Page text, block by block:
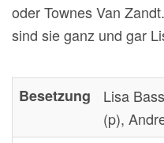
oder Townes Van
sind sie ganz und gar
Besetzung
Lisa
(p),